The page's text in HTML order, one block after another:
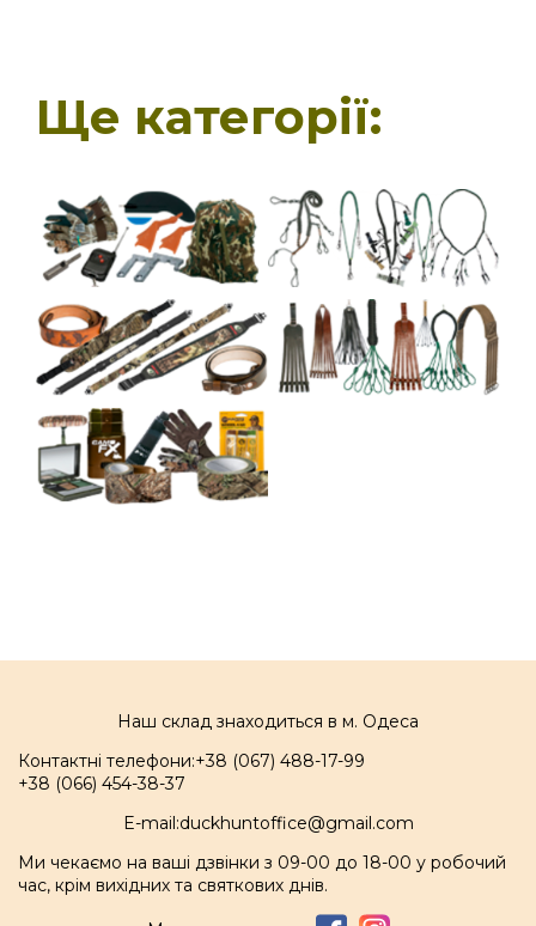
Ще категорії:
Наш склад знаходиться в м. Одеса
Контактні телефони:+38 (067) 488-17-99
+38 (066) 454-38-37
E-mail:duckhuntoffice@gmail.com
Ми чекаємо на ваші дзвінки з 09-00 до 18-00 у робочий
час, крім вихідних та святкових днів.